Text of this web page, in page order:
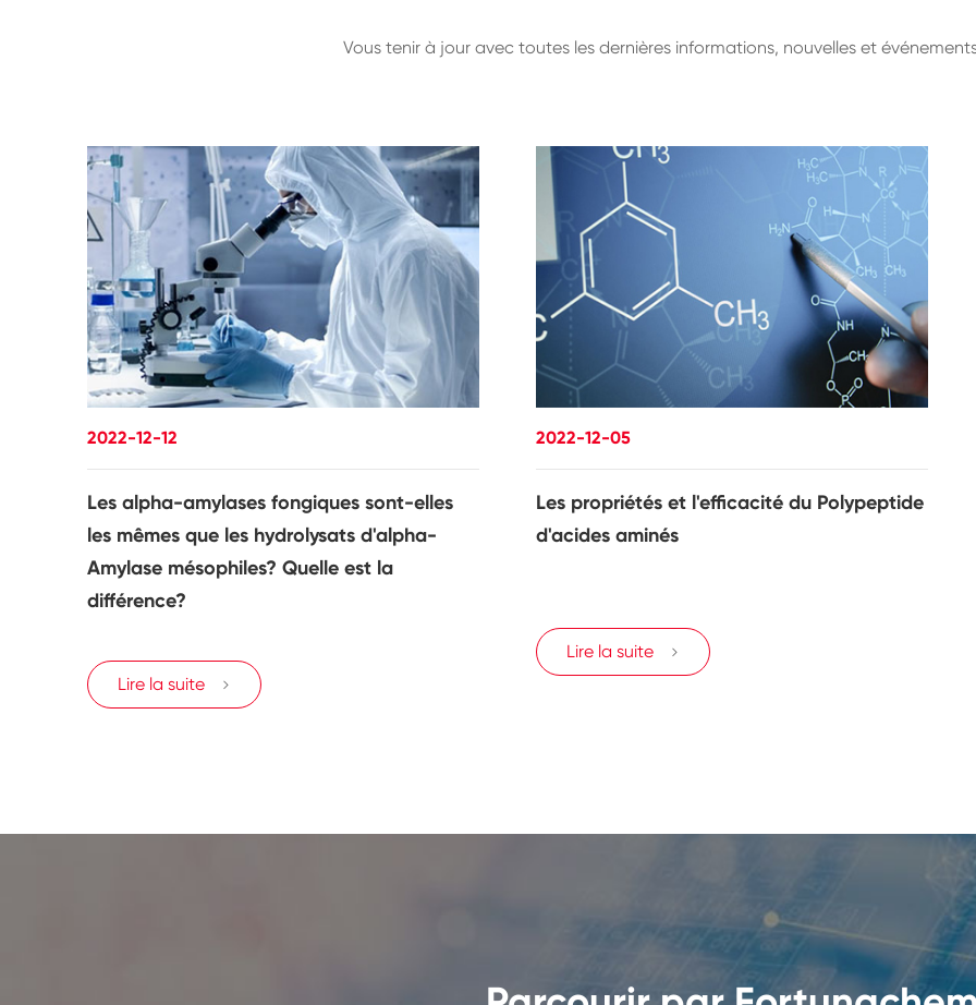
Vous tenir à jour avec toutes les dernières informations, nouvelles et
2022-12-12
Les alpha-amylases fongiques sont-elles
les mêmes que les hydrolysats d'alpha-
Amylase mésophiles? Quelle est la
différence?
Lire la suite 
2022-12-05
Les propriétés et l'efficacité du Polypeptide
d'acides aminés
Lire la suite 